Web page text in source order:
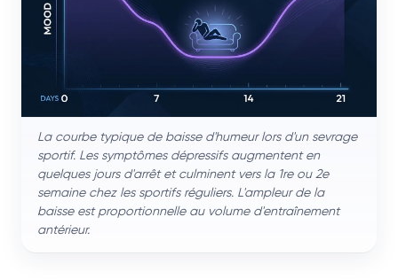
La courbe typique de baisse d'humeur lors d'un sevrage
sportif. Les symptômes dépressifs augmentent en
quelques jours d'arrêt et culminent vers la 1re ou 2e
semaine chez les sportifs réguliers. L'ampleur de la
baisse est proportionnelle au volume d'entraînement
antérieur.